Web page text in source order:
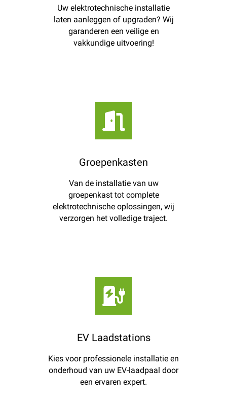
Uw elektrotechnische installatie
laten aanleggen of upgraden? Wij
garanderen een veilige en
vakkundige uitvoering!
Groepenkasten
Van de installatie van uw
groepenkast tot complete
elektrotechnische oplossingen, wij
verzorgen het volledige traject.
EV Laadstations
Kies voor professionele installatie en
onderhoud van uw EV-laadpaal door
een ervaren expert.